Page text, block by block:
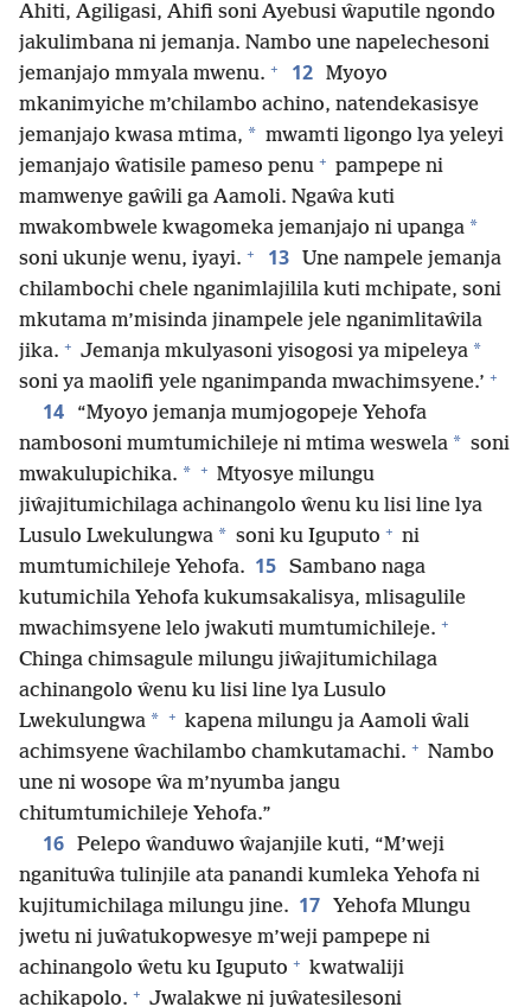
Ahiti, Agiligasi, Ahifi soni Ayebusi ŵaputile ngondo
jakulimbana ni jemanja. Nambo une napelechesoni
jemanjajo mmyala mwenu. + 12 Myoyo
mkanimyiche m’chilambo achino, natendekasisye
jemanjajo kwasa mtima, * mwamti ligongo lya yeleyi
jemanjajo ŵatisile pameso penu + pampepe ni
mamwenye gaŵili ga Aamoli. Ngaŵa kuti
mwakombwele kwagomeka jemanjajo ni upanga *
soni ukunje wenu, iyayi. + 13
Une nampele jemanja
chilambochi chele nganimlajilila kuti mchipate, soni
mkutama m’misinda jinampele jele nganimlitaŵila
jika. + Jemanja mkulyasoni yisogosi ya mipeleya *
soni ya maolifi yele nganimpanda mwachimsyene.’ +
14
“Myoyo jemanja mumjogopeje Yehofa
nambosoni mumtumichileje ni mtima weswela * soni
mwakulupichika. * + Mtyosye milungu
jiŵajitumichilaga achinangolo ŵenu ku lisi line lya
Lusulo Lwekulungwa * soni ku Iguputo + ni
mumtumichileje Yehofa. 15 Sambano naga
kutumichila Yehofa kukumsakalisya, mlisagulile
mwachimsyene lelo jwakuti mumtumichileje. +
Chinga chimsagule milungu jiŵajitumichilaga
achinangolo ŵenu ku lisi line lya Lusulo
Lwekulungwa * + kapena milungu ja Aamoli ŵali
achimsyene ŵachilambo chamkutamachi. + Nambo
une ni wosope ŵa m’nyumba jangu
chitumtumichileje Yehofa.”
16 Pelepo ŵanduwo ŵajanjile kuti, “M’weji
nganituŵa tulinjile ata panandi kumleka Yehofa ni
kujitumichilaga milungu jine. 17
Yehofa Mlungu
jwetu ni juŵatukopwesye m’weji pampepe ni
achinangolo ŵetu ku Iguputo + kwatwaliji
achikapolo. + Jwalakwe ni juŵatesilesoni